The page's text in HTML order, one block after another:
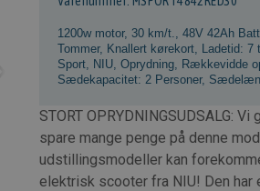
1200w motor, 30 km/t. 48V 42Ah
Tommer, Knallert kørekort Ladetid: 7
Sport
NIU Oprydning Rækkevidde
Sædekapacitet: 2 Personer,
STORT OPRYDNINGSUDSALG:
spare mange penge på denne
udstillingsmodeller kan
elektrisk scooter fra NIU! Den